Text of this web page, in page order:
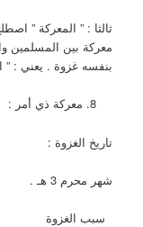
ثالثا : ” المعركة ”
معركة بين المسلمين
بنفسه غزوة . يعني : ”
معركة ذي أمر :
تاريخ الغزوة :
شهر محرم 3 هـ .
سبب الغزوة